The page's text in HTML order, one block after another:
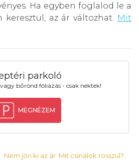
Ha egyben foglalod le a
az ár változhat.
Mit
parkoló
bőrönd fóliázás - csak nektek!
MEGNÉZEM
Nem jön ki az ár. Mit csinálok rosszul?